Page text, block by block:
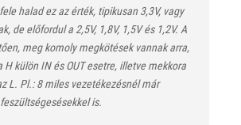
halad ez az érték, tipikusan 3,3V, vagy
de előfordul a 2,5V, 1,8V, 1,5V és 1,2V. A
meg komoly megkötések vannak arra,
H külön IN és OUT esetre, illetve mekkora
L. Pl.: 8 miles vezetékezésnél már
is.